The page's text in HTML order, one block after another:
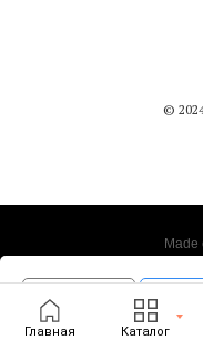
Главная Каталог
©
Made